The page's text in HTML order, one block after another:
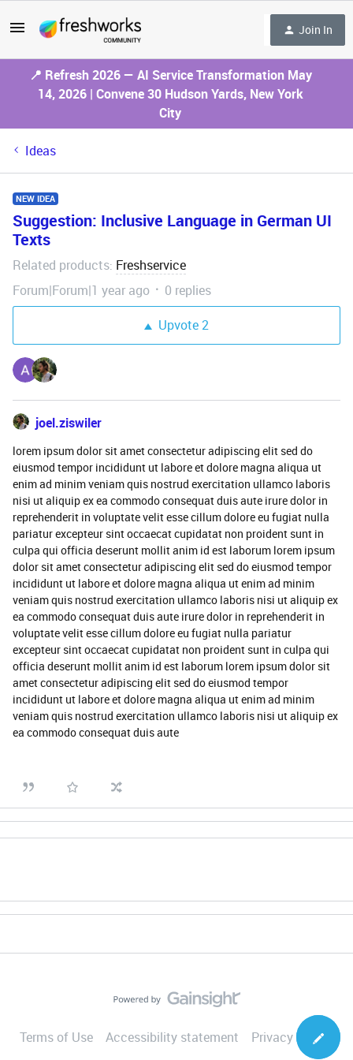
Join In
📍 Refresh 2026 — AI Service Transformation May
14, 2026 | Convene 30 Hudson Yards, New York
City
Ideas
NEW IDEA
Suggestion: Inclusive Language in German UI
Texts
Related products: Freshservice
Forum|Forum|1 year ago
0 replies
Upvote2
joel.ziswiler
lorem ipsum dolor sit amet consectetur adipiscing elit sed do
eiusmod tempor incididunt ut labore et dolore magna aliqua ut
enim ad minim veniam quis nostrud exercitation ullamco laboris
nisi ut aliquip ex ea commodo consequat duis aute irure dolor in
reprehenderit in voluptate velit esse cillum dolore eu fugiat nulla
pariatur excepteur sint occaecat cupidatat non proident sunt in
culpa qui officia deserunt mollit anim id est laborum lorem ipsum
dolor sit amet consectetur adipiscing elit sed do eiusmod tempor
incididunt ut labore et dolore magna aliqua ut enim ad minim
veniam quis nostrud exercitation ullamco laboris nisi ut aliquip ex
ea commodo consequat duis aute irure dolor in reprehenderit in
voluptate velit esse cillum dolore eu fugiat nulla pariatur
excepteur sint occaecat cupidatat non proident sunt in culpa qui
officia deserunt mollit anim id est laborum lorem ipsum dolor sit
amet consectetur adipiscing elit sed do eiusmod tempor
incididunt ut labore et dolore magna aliqua ut enim ad minim
veniam quis nostrud exercitation ullamco laboris nisi ut aliquip ex
ea commodo consequat duis aute
Terms of Use Accessibility statement Privacy Notice